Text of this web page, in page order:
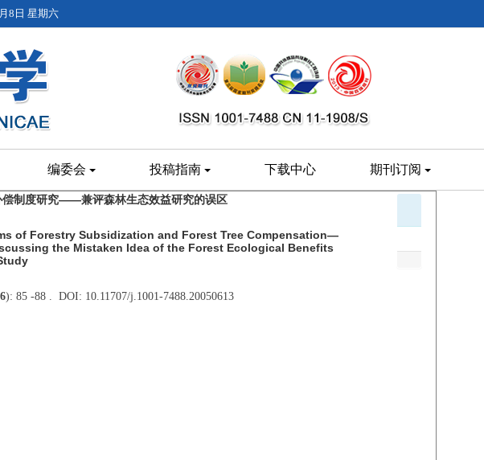
8日 星期六
编委会 投稿指南 下载中心 期刊订阅
偿制度研究——兼评森林生态效益研究的误区
of Forestry Subsidization and Forest Tree Compensation—
the Mistaken Idea of the Forest Ecological Benefits
6): 85 -88 . DOI: 10.11707/j.1001-7488.20050613